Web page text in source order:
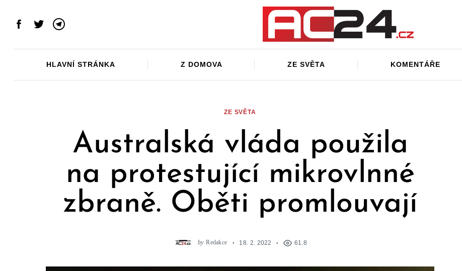
Facebook
TwitterTelegram
HLAVNÍ STRÁNKA Z DOMOVA ZE SVĚTA KOMENTÁŘE
ZE SVĚTA
Australská vláda použila
na protestující mikrovlnné
zbraně. Oběti promlouvají
by Redakce 18. 2. 2022 61.8